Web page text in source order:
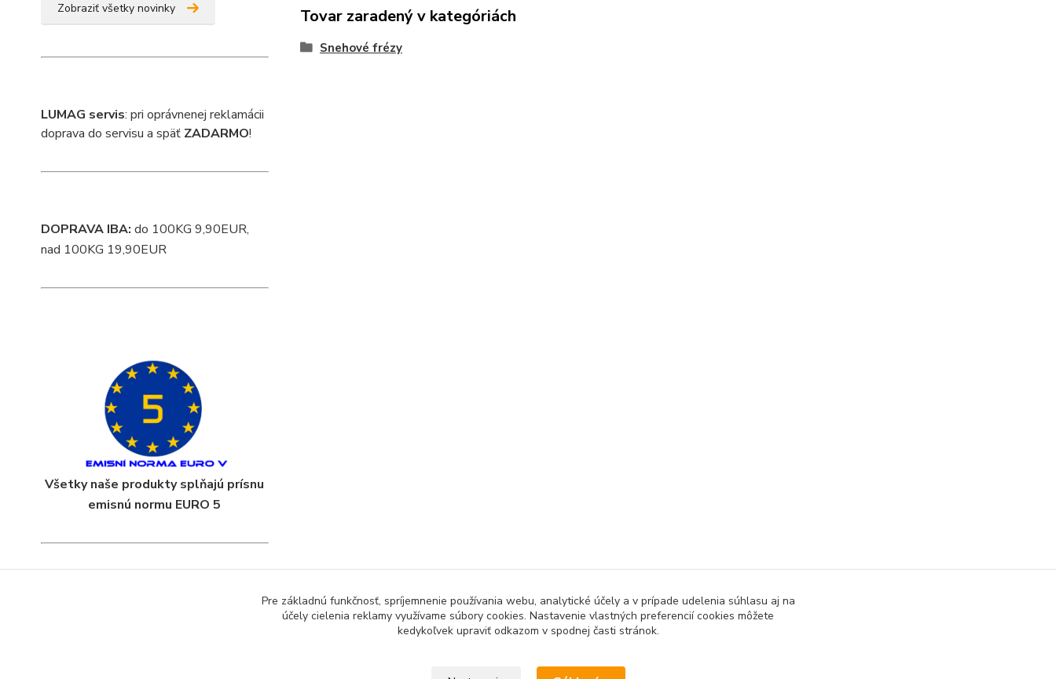
Zobraziť všetky novinky
LUMAG servis: pri oprávnenej reklamácii
doprava do servisu a späť ZADARMO!
DOPRAVA IBA: do 100KG 9,90EUR,
nad 100KG 19,90EUR
Všetky naše produkty splňajú prísnu
emisnú normu EURO 5
Tovar zaradený v kategóriách
Snehové frézy
Upravit sběr cookies.
Pre základnú funkčnosť, spríjemnenie používania webu, analytické účely a v prípade udelenia súhlasu aj na
účely cielenia reklamy využívame súbory cookies. Nastavenie vlastných preferencií cookies môžete
kedykoľvek upraviť odkazom v spodnej časti stránok.